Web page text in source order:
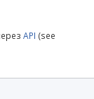
API (see